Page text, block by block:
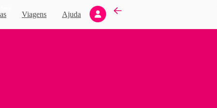
Viagens Ajuda